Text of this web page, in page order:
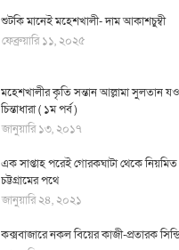
শুটকি মানেই মহেশখালী- দাম আকাশচুম্বী
ফেব্রুয়ারি ১১, ২০২৫
মহেশখালীর কৃতি সন্তান আল্লামা সুলতান
চিন্তাধারা ( ১ম পর্ব )
জানুয়ারি ১৩, ২০১৭
এক সাপ্তাহ পরেই গোরকঘাটা থেকে
চট্টগ্রামের পথে
জানুয়ারি ২৪, ২০২১
কক্সবাজারে নকল বিয়ের কাজী-প্রতারক